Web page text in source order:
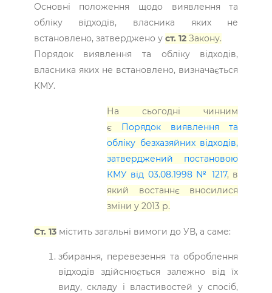
Основні положення щодо виявлення та
обліку відходів, власника яких не
встановлено, затверджено у ст. 12Закону.
Порядок виявлення та обліку відходів,
власника яких не встановлено, визначається
КМУ.
На сьогодні чинним
є Порядок виявлення та
обліку безхазяйних відходів,
затверджений постановою
КМУ від 03.08.1998 № 1217, в
який востаннє вносилися
зміни у 2013 р.
Ст. 13містить загальні вимоги до УВ, а саме:
збирання, перевезення та оброблення
відходів здійснюється залежно від їх
виду, складу і властивостей у спосіб,